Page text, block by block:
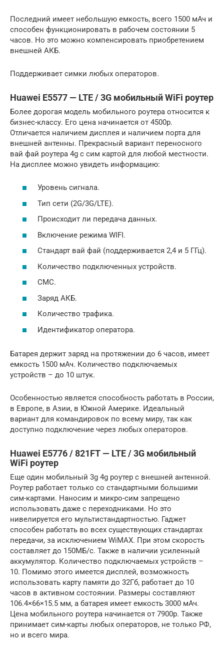
Последний имеет небольшую емкость, всего 1500 мАч и
способен функционировать в рабочем состоянии 5
часов. Но это можно компенсировать приобретением
внешней АКБ.
Поддерживает симки любых операторов.
Huawei E5577 — LTE / 3G мобильный WiFi роутер
Более дорогая модель мобильного роутера относится к
бизнес-классу. Его цена начинается от 4500р.
Отличается наличием дисплея и наличием порта для
внешней антенны. Прекрасный вариант переносного
вай фай роутера 4g с сим картой для любой местности.
На дисплее можно увидеть информацию:
Уровень сигнала.
Тип сети (2G/3G/LTE).
Происходит ли передача данных.
Включение режима WIFI.
Стандарт вай фай (поддерживается 2,4 и 5 ГГц).
Количество подключенных устройств.
СМС.
Заряд АКБ.
Количество трафика.
Идентификатор оператора.
Батарея держит заряд на протяжении до 6 часов, имеет
емкость 1500 мАч. Количество подключаемых
устройств – до 10 штук.
Особенностью является способность работать в России,
в Европе, в Азии, в Южной Америке. Идеальный
вариант для командировок по всему миру, так как
доступно подключение через любых операторов.
Huawei E5776 / 821FT — LTE / 3G мобильный
WiFi роутер
Еще один мобильный 3g 4g роутер с внешней антенной.
Роутер работает только со стандартными большими
сим-картами. Наносим и микро-сим запрещено
использовать даже с переходниками. Но это
нивелируется его мультистандартностью. Гаджет
способен работать во всех существующих стандартах
передачи, за исключением WiMAX. При этом скорость
составляет до 150МБ/с. Также в наличии усиленный
аккумулятор. Количество подключаемых устройств –
10. Помимо этого имеется дисплей, возможность
использовать карту памяти до 32Гб, работает до 10
часов в активном состоянии. Размеры составляют
106.4×66×15.5 мм, а батарея имеет емкость 3000 мАч.
Цена мобильного роутера начинается от 7900р. Также
принимает сим-карты любых операторов, не только РФ,
но и всего мира.